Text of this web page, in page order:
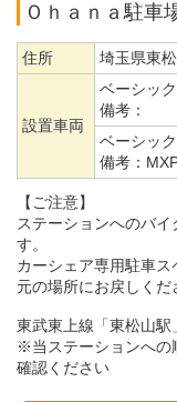
Ｏｈａｎａ駐車
住所 埼玉県東
設置車両
ベーシッ
備考：
ベーシッ
備考：
【ご注意】
ステーションへのバ
す。
カーシェア専用駐車
元の場所にお戻しくだ
東武東上線「東松山駅
※当ステーションへの
確認ください